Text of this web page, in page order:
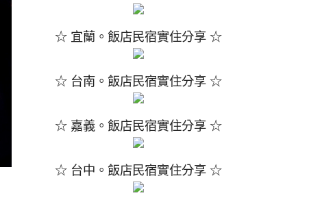
☆ 宜蘭。飯店民宿實住分享 ☆
☆ 台南。飯店民宿實住分享 ☆
☆ 嘉義。飯店民宿實住分享 ☆
☆ 台中。飯店民宿實住分享 ☆